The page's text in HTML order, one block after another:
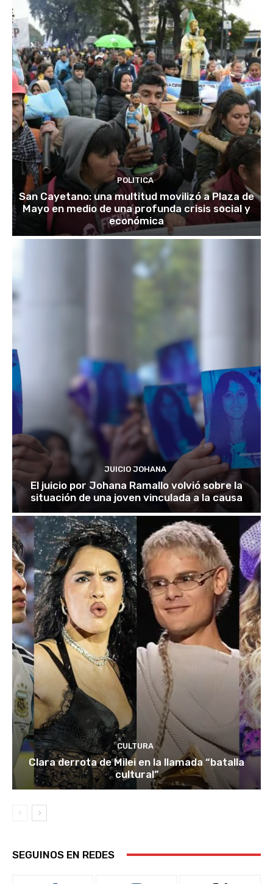
POLITICA
San Cayetano: una multitud movilizó a Plaza de
Mayo en medio de una profunda crisis social y
económica
JUICIO JOHANA
El juicio por Johana Ramallo volvió sobre la
situación de una joven vinculada a la causa
CULTURA
Clara derrota de Milei en la llamada “batalla
cultural”
SEGUINOS EN REDES